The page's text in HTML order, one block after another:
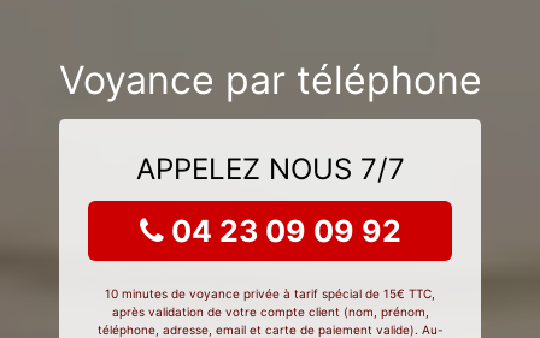
Voyance par téléphone
APPELEZ NOUS 7/7
04 23 09 09 92
10 minutes de voyance privée à tarif spécial de 15€ TTC,
après validation de votre compte client (nom, prénom,
téléphone, adresse, email et carte de paiement valide). Au-